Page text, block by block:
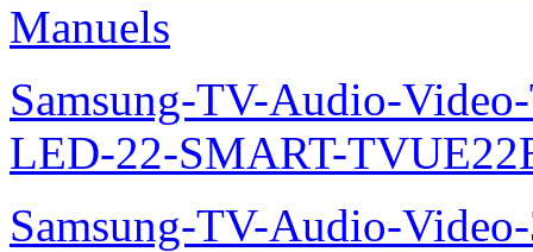
Manuels
Samsung-TV-Audio-
LED-22-SMART-
Samsung-TV-Audio-